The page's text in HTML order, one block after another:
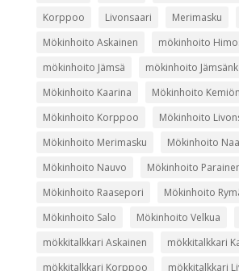
Korppoo
Livonsaari Merimasku
Mökinhoito Askainen
mökinhoito
mökinhoito Jämsä
mökinhoito
Mökinhoito Kaarina
Mökinhoito
Mökinhoito Korppoo
Mökinhoito
Mökinhoito Merimasku
Mökinhoito
Mökinhoito Nauvo
Mökinhoito
Mökinhoito Raasepori
Mökinhoito
Mökinhoito Salo
Mökinhoito Velkua
mökkitalkkari Askainen
mökkitalkkari
mökkitalkkari Korppoo
mökkitalkkari